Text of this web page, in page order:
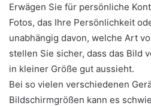
Erwägen Sie für persönliche
Fotos, das Ihre Persönlichkeit
unabhängig davon, welche Art
stellen Sie sicher, dass das Bild
in kleiner Größe gut aussieht.
Bei so vielen verschiedenen
Bildschirmgrößen kann es